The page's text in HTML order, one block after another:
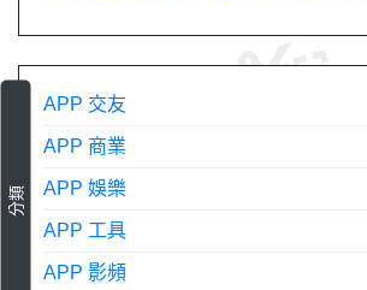
分類
APP 交友
APP 商業
APP 娛樂
APP 工具
APP 影頻